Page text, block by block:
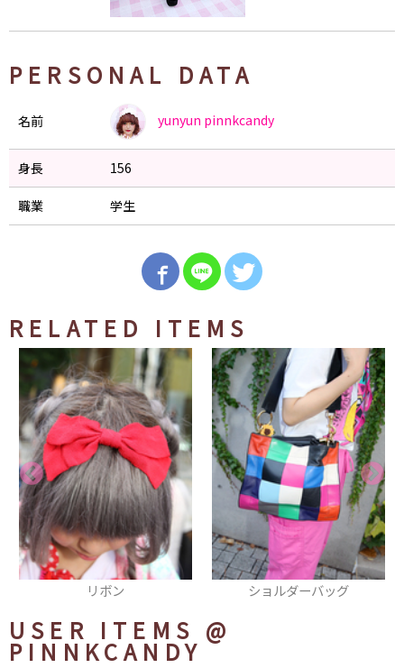
PERSONAL DATA
名前 yunyun pinnkcandy
身長 156
職業 学生
RELATED ITEMS
リボン ショルダーバッグ
USER ITEMS @
PINNKCANDY